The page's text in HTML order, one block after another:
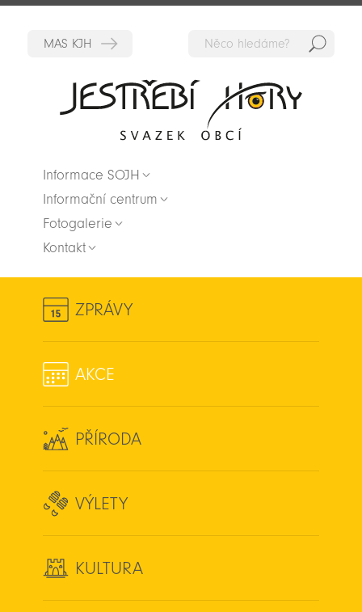
Informace SOJH
Informační centrum
Fotogalerie
Kontakt
ZPRÁVY
AKCE
PŘÍRODA
VÝLETY
KULTURA